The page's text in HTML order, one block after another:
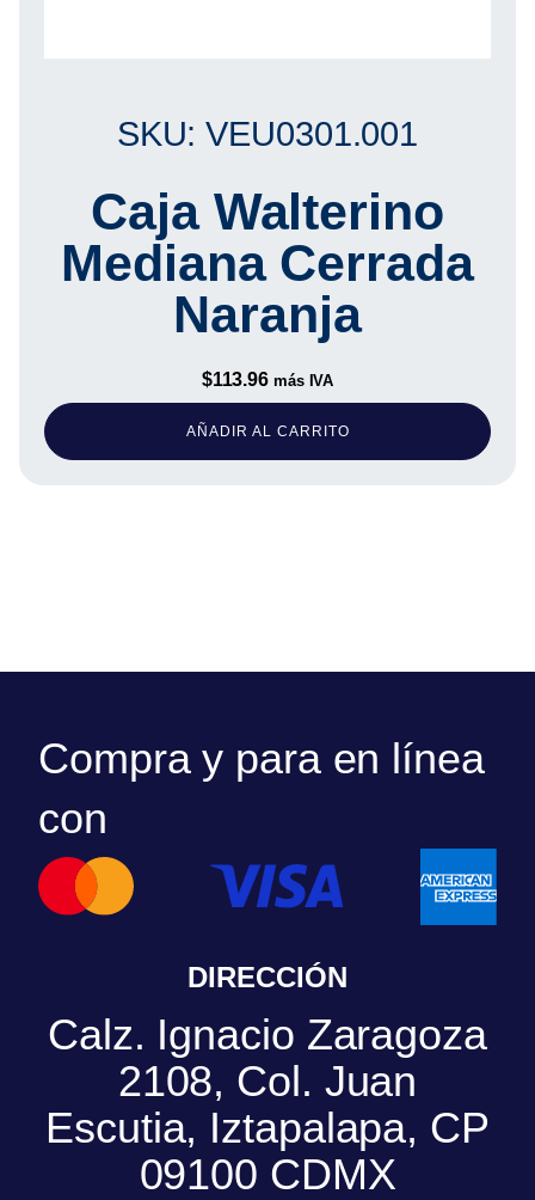
SKU: VEU0301.001
Caja Walterino
Mediana Cerrada
Naranja
$113.96 más IVA
AÑADIR AL CARRITO
Compra y para en línea
con
DIRECCIÓN
Calz. Ignacio Zaragoza
2108, Col. Juan
Escutia, Iztapalapa, CP
09100 CDMX